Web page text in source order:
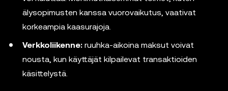
älysopimusten kanssa vuorovaikutus, vaativat
korkeampia kaasurajoja.
Verkkoliikenne: ruuhka-aikoina maksut voivat
nousta, kun käyttäjät kilpailevat transaktioiden
käsittelystä.